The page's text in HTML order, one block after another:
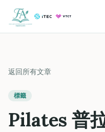
返回所有文章
標籤
Pilates 普